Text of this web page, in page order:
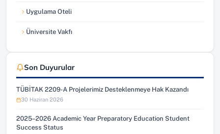
Uygulama Oteli
(yeni sekmede açılır)
Üniversite Vakfı
(yeni sekmede açılır)
Son Duyurular
TÜBİTAK 2209-A Projelerimiz Desteklenmeye Hak Kazandı
30 Haziran 2026
2025–2026 Academic Year Preparatory Education Student
Success Status